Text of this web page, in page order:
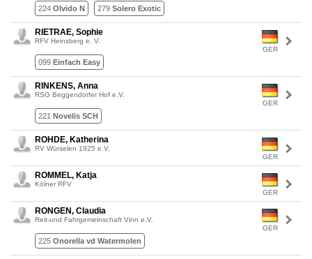
224 Olvido N 279 Solero Exotic
GER
RIETRAE, Sophie
RFV Heinsberg e. V.
099 Einfach Easy
GER
RINKENS, Anna
RSG Beggendorfer Hof e.V.
221 Novelis SCH
GER
ROHDE, Katherina
RV Würselen 1925 e.V.
GER
ROMMEL, Katja
Kölner RFV
GER
RONGEN, Claudia
Reit-und Fahrgemeinschaft Vinn e.V.
225 Onorella vd Watermolen